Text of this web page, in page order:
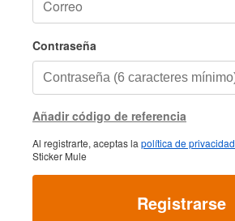
Contraseña
Añadir código de referencia
Al registrarte, aceptas la política de privacidad
Sticker Mule
Registrarse